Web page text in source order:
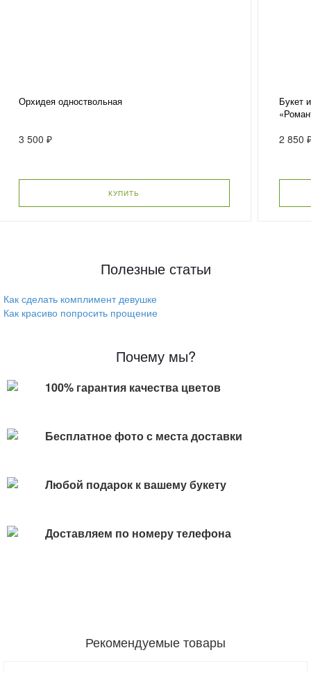
Орхидея одноствольная
3 500 ₽
КУПИТЬ
Букет
2 850
Полезные статьи
Как сделать комплимент девушке
Как красиво попросить прощение
Почему мы?
100% гарантия качества цветов
Бесплатное фото с места доставки
Любой подарок к вашему букету
Доставляем по номеру телефона
Рекомендуемые товары